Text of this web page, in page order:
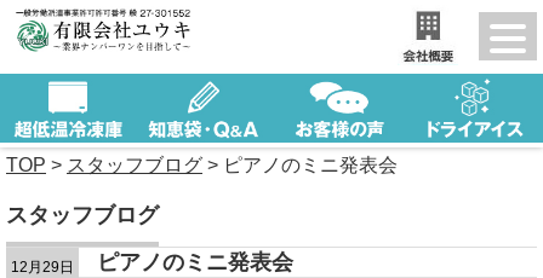
TOP > スタッフブログ > ピアノのミニ発表会
スタッフブログ
12月29日
ピアノのミニ発表会